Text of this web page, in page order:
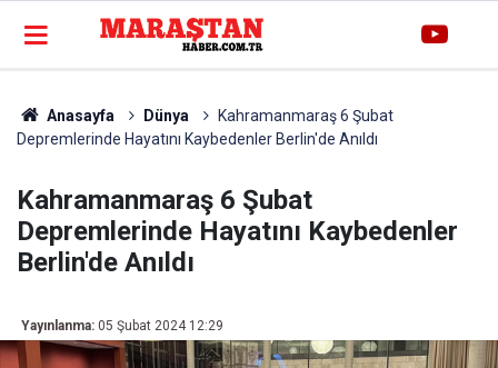
Anasayfa Dünya
Kahramanmaraş 6 Şubat
Depremlerinde Hayatını Kaybedenler Berlin'de Anıldı
Kahramanmaraş 6 Şubat
Depremlerinde Hayatını Kaybedenler
Berlin'de Anıldı
Yayınlanma: 05 Şubat 2024 12:29